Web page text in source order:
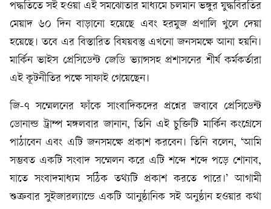
পদ্ধতিতে সই হওয়া এই সমঝোতার মাধ্যমে চলমান ভঙ্গুর যুদ্ধবিরতির
মেয়াদ ৬০ দিন বাড়ানো হয়েছে এবং হরমুজ প্রণালি খুলে দেয়া
হয়েছে। তবে এর বিস্তারিত বিষয়বস্তু এখনো জনসমক্ষে আনা হয়নি।
মার্কিন ভাইস প্রেসিডেন্ট জেডি ভ্যান্সসহ প্রশাসনের শীর্ষ কর্মকর্তারা
এই কূটনীতির পক্ষে সাফাই গেয়েছেন।
জি-৭ সম্মেলনের ফাঁকে সাংবাদিকদের প্রশ্নের জবাবে প্রেসিডেন্ট
ডোনাল্ড ট্রাম্প মঙ্গলবার জানান, তিনি এই চুক্তিটি মার্কিন কংগ্রেসে
পাঠাবেন এবং এটি জনসমক্ষে প্রকাশ করবেন। তিনি বলেন, ‘আমি
সম্ভবত একটি সংবাদ সম্মেলন করে এটি শব্দে শব্দে পড়ে শোনাব,
যাতে সংবাদমাধ্যম সঠিক তথ্যটি প্রকাশ করতে পারে।’ আগামী
শুক্রবার সুইজারল্যান্ডে একটি আনুষ্ঠানিক সই অনুষ্ঠান হওয়ার কথা